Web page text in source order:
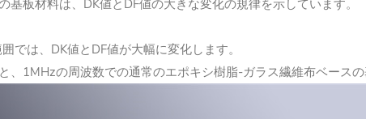
基板材料は、DK値とDF値の大きな変化の規律を示しています。
では、DK値とDF値が大幅に変化します。
、1MHzの周波数での通常のエポキシ樹脂-ガラス繊維布ベース